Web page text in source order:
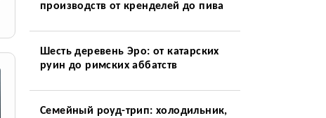
производств от кренделей до пива
Шесть деревень Эро: от катарских
руин до римских аббатств
Семейный роуд-трип: холодильник,